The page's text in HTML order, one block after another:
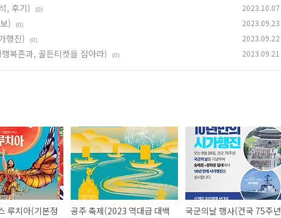
, 후기) (0) 2023.10.07
) (0) 2023.09.23
행진) (0) 2023.09.22
복존과, 골든티켓을 잡아라) (0) 2023.09.21
루치아(기본정
공주 축제(2023 역대급 대백
국군의날 행사(건국 75주년